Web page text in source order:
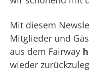
Mit diesem
Mitglieder und
aus dem Fairway
wieder